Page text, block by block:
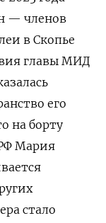
— членов
в Скопье
главы МИД
его
на борту
Мария
стало